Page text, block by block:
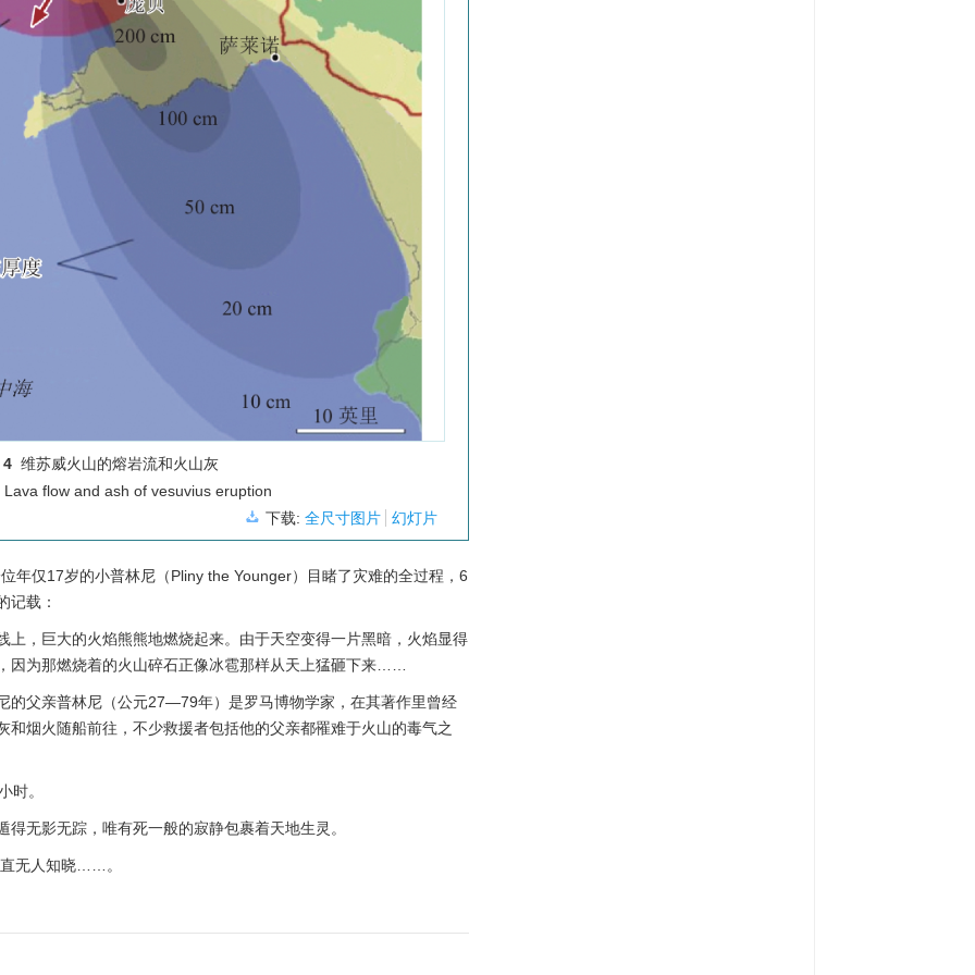
维苏威火山的熔岩流和火山灰
Lava flow and ash of vesuvius eruption
下载:全尺寸图片 幻灯片
年仅17岁的小普林尼（Pliny the Younger）目睹了灾难的全过程，6
记载：
上，巨大的火焰熊熊地燃烧起来。由于天空变得一片黑暗，火焰显得
因为那燃烧着的火山碎石正像冰雹那样从天上猛砸下来……
的父亲普林尼（公元27—79年）是罗马博物学家，在其著作里曾经
和烟火随船前往，不少救援者包括他的父亲都罹难于火山的毒气之
时。
无影无踪，唯有死一般的寂静包裹着天地生灵。
无人知晓……。